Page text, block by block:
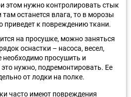
этом нужно контролировать стык
там останется влага, то в морозы
приведет к повреждению ткани.
на просушке, можно заняться
оснастки – насоса, весел,
необходимо просушить и
это нужно, подремонтировать. Ее
от лодки на полке.
часто имеют повреждения